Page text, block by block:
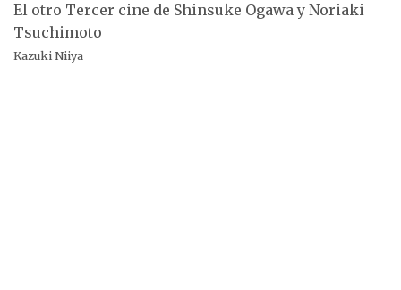
El otro Tercer cine de Shinsuke Ogawa y Noriaki
Tsuchimoto
Kazuki Niiya